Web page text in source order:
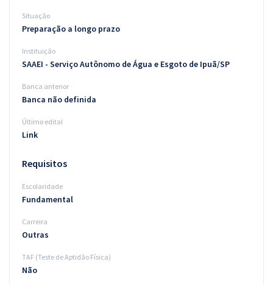
Conteúdo gratuito
Aprovados
Atendimento
Situação
Preparação a longo prazo
Instituição
SAAEI - Serviço Autônomo de Água e Esgoto de Ipuã/SP
Banca anterior
Banca não definida
Último edital
Link
Requisitos
Escolaridade
Fundamental
Carreira
Outras
TAF (Teste de Aptidão Física)
Não